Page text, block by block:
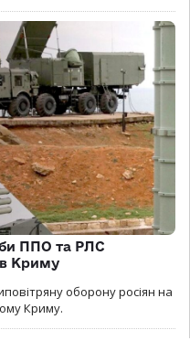
ППО та РЛС
в Криму
оборону росіян на
Криму.